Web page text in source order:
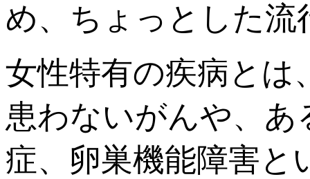
め、ちょっとした
女性特有の疾病とは
患わないがんや、あ
症、卵巣機能障害と